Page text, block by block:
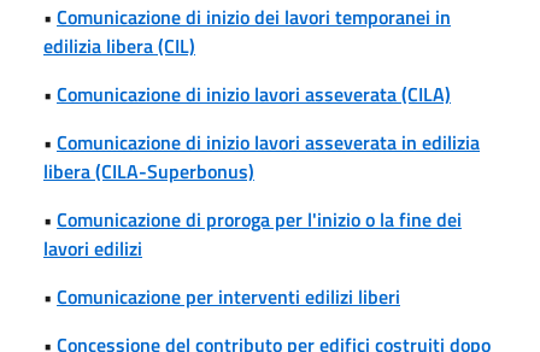
• Comunicazione di inizio dei lavori temporanei in
edilizia libera (CIL)
• Comunicazione di inizio lavori asseverata (CILA)
• Comunicazione di inizio lavori asseverata in edilizia
libera (CILA-Superbonus)
• Comunicazione di proroga per l'inizio o la fine dei
lavori edilizi
• Comunicazione per interventi edilizi liberi
• Concessione del contributo per edifici costruiti dopo